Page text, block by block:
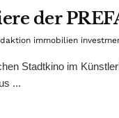
der
immobilien
Stadtkino im
...